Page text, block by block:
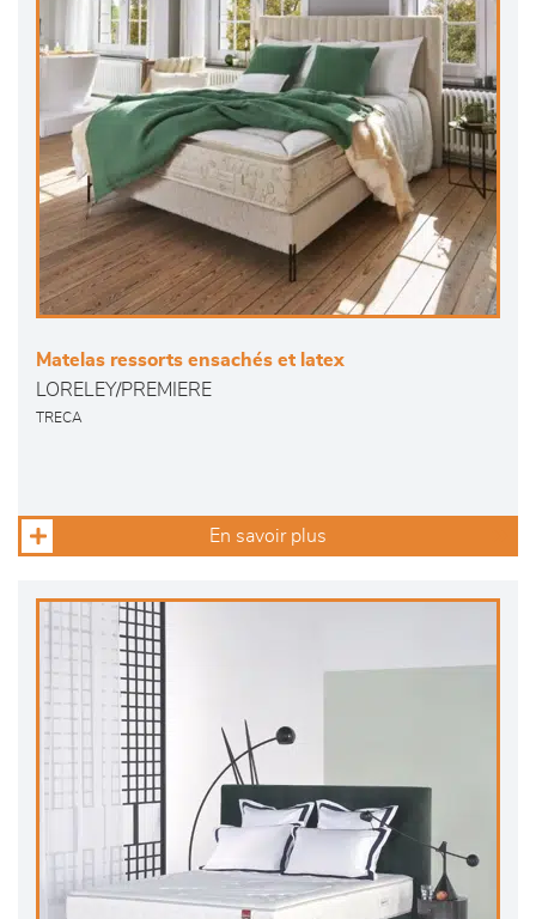
Matelas ressorts ensachés et latex
LORELEY/PREMIERE
TRECA
En savoir plus